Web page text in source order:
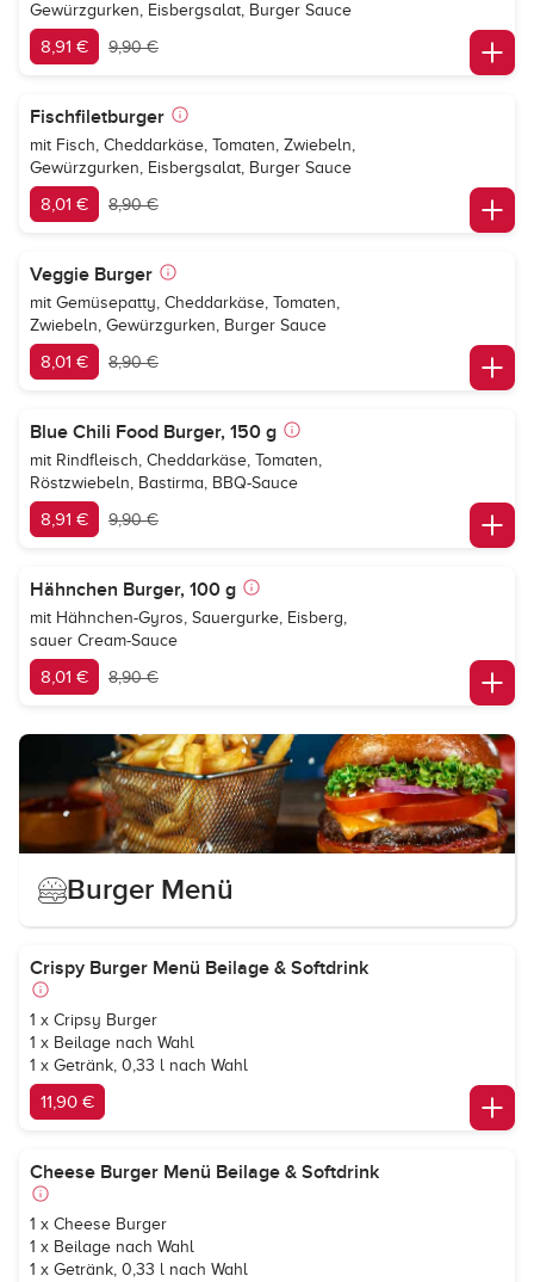
Gewürzgurken, Eisbergsalat, Burger Sauce
8,91 € 9,90 €
Fischfiletburger
mit Fisch, Cheddarkäse, Tomaten, Zwiebeln,
Gewürzgurken, Eisbergsalat, Burger Sauce
8,01 € 8,90 €
Veggie Burger
mit Gemüsepatty, Cheddarkäse, Tomaten,
Zwiebeln, Gewürzgurken, Burger Sauce
8,01 € 8,90 €
Blue Chili Food Burger, 150 g
mit Rindfleisch, Cheddarkäse, Tomaten,
Röstzwiebeln, Bastirma, BBQ-Sauce
8,91 € 9,90 €
Hähnchen Burger, 100 g
mit Hähnchen-Gyros, Sauergurke, Eisberg,
sauer Cream-Sauce
8,01 € 8,90 €
Burger Menü
Crispy Burger Menü Beilage & Softdrink
1 x Cripsy Burger
1 x Beilage nach Wahl
1 x Getränk, 0,33 l nach Wahl
11,90 €
Cheese Burger Menü Beilage & Softdrink
1 x Cheese Burger
1 x Beilage nach Wahl
1 x Getränk, 0,33 l nach Wahl